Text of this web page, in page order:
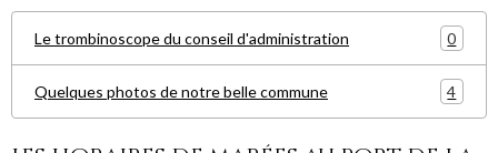
Le trombinoscope du conseil d'administration 0
Quelques photos de notre belle commune 4